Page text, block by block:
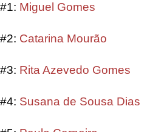
#1: Miguel Gomes
#2: Catarina Mourão
#3: Rita Azevedo Gomes
#4: Susana de Sousa Dias